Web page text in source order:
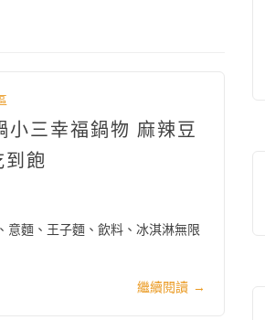
三幸福鍋物 麻辣豆
到飽
意麵、王子麵、飲料、冰淇淋無限
繼續閱讀 →